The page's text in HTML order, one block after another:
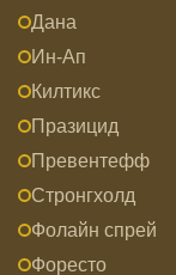
Дана
Ин-Ап
Килтикс
Празицид
Превентефф
Стронгхолд
Фолайн спрей
Форесто